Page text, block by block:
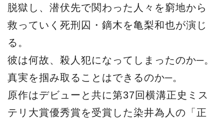
脱獄し、潜伏先で関わった人々を窮地から
救っていく死刑囚・鏑木を亀梨和也が演じ
る。
彼は何故、殺人犯になってしまったのか─。
真実を掴み取ることはできるのか─。
原作はデビューと共に第37回横溝正史ミス
テリ大賞優秀賞を受賞した染井為人の「正